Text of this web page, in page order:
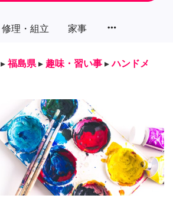
修理・組立 家事 more_horiz
▸ 福島県 ▸ 趣味・習い事 ▸ ハンドメ